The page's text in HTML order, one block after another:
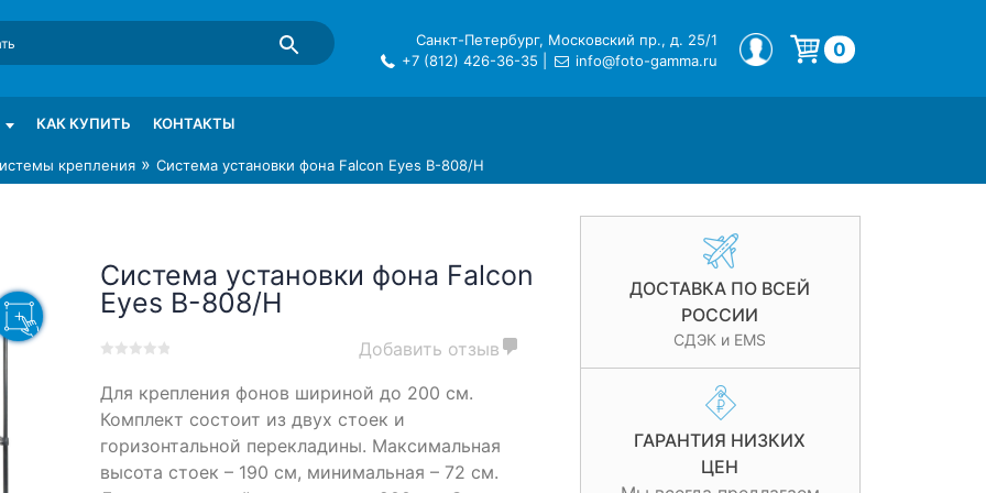
в СПб
Санкт-Петербург, Московский пр., д. 25/1
+7 (812) 426-36-35
info@foto-gamma.ru
МОЙ ПРОФИЛЬ 0
КАК КУПИТЬ КОНТАКТЫ
крепления » Система установки фона Falcon Eyes B-808/H
ДОСТАВКА ПО ВСЕЙ
РОССИИ
СДЭК и EMS
ГАРАНТИЯ НИЗКИХ
ЦЕН
Система установки фона Falcon
Eyes B-808/H
out
on
customer
Добавить отзыв
Для крепления фонов шириной до 200 см.
Комплект состоит из двух стоек и
горизонтальной перекладины. Максимальная
высота стоек – 190 см, минимальная – 72 см.